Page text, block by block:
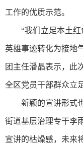
工作的优质示范。
“我们立足本土红
英雄事迹转化为接地
团主任潘晶表示，此
全区党员干部群众立
新颖的宣讲形式也
街道基层治理专干李
宣讲的枯燥感，未来